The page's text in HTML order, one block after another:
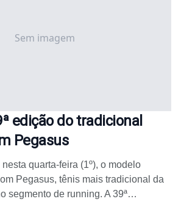
Sem imagem
edição do tradicional
Pegasus
quarta-feira (1º), o modelo
Pegasus, tênis mais tradicional da
segmento de running. A 39ª…